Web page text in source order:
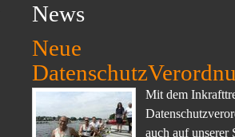
News
Neue
Mit dem
auch auf unserer